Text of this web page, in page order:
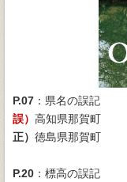
P.07 ：県名の誤記
誤） 高知県那賀町
正） 徳島県那賀町
P.20 ：標高の誤記